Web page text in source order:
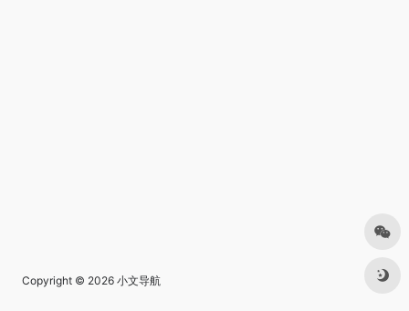
Copyright © 2026 小文导航